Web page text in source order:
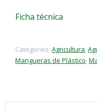
Ficha técnica
Categories: Agricultura,
Mangueras de Plástico,